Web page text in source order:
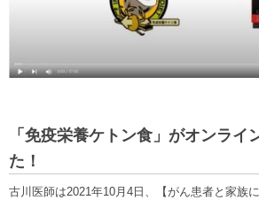
「免疫栄養ケトン食」がオンライ
た！
古川医師は2021年10月4日、【がん患者と家族